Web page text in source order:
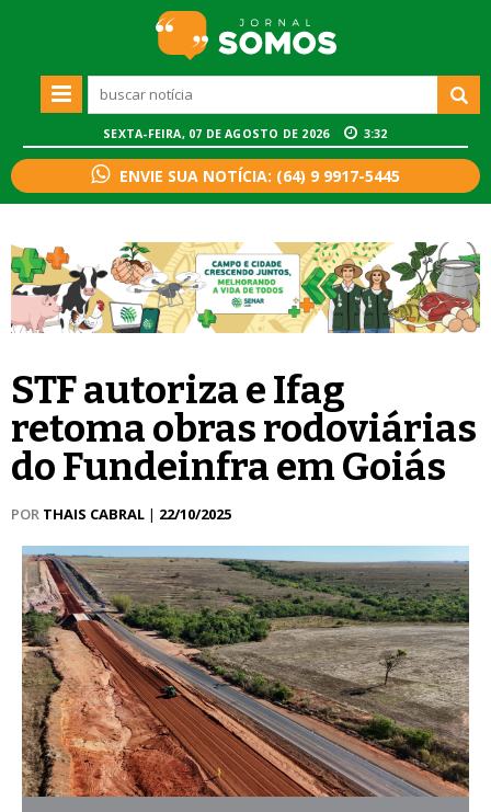
SEXTA-FEIRA, 07 DE AGOSTO DE 2026 3:32
ENVIE SUA NOTÍCIA: (64) 9 9917-5445
STF autoriza e Ifag
retoma obras rodoviárias
do Fundeinfra em Goiás
POR THAIS CABRAL | 22/10/2025